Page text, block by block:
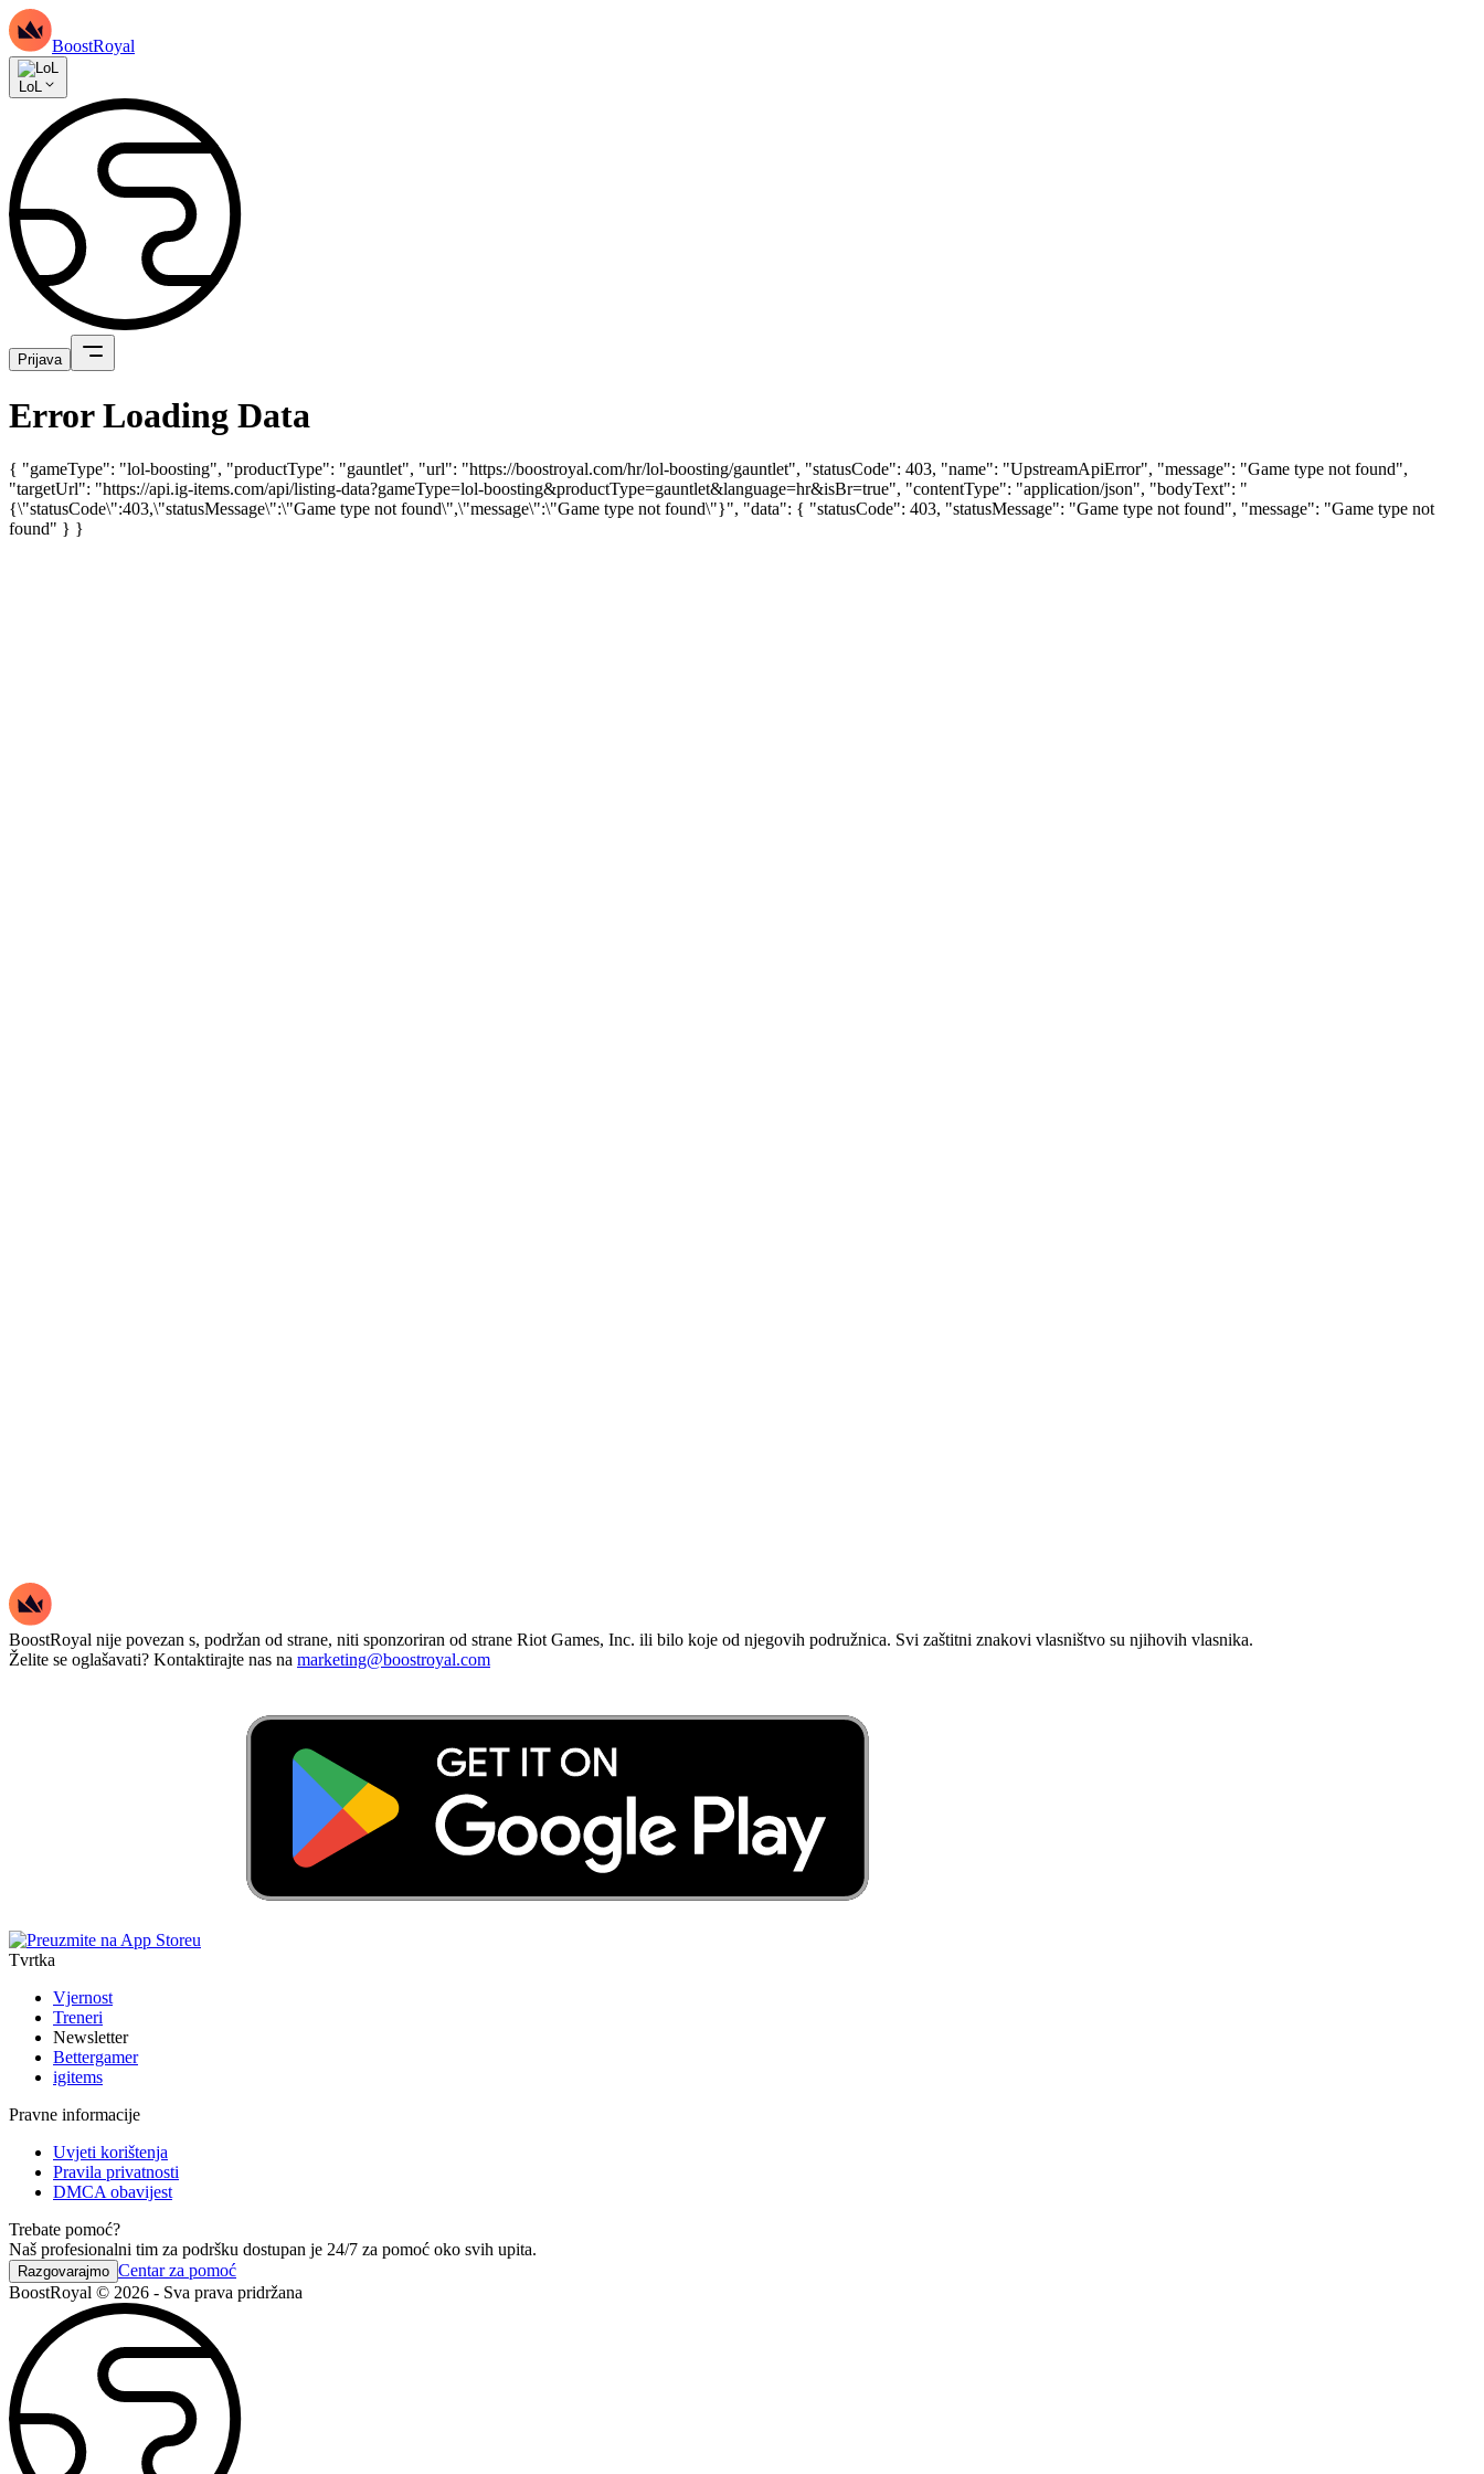
BoostRoyal
LoL
Prijava
Error Loading Data
{ "gameType": "lol-boosting", "productType": "gauntlet", "url": "https://boostroyal.com/hr/lol-boosting/gauntlet", "statusCode": 403, "name": "UpstreamApiError", "message": "Game type not found",
"targetUrl": "https://api.ig-items.com/api/listing-data?gameType=lol-boosting&productType=gauntlet&language=hr&isBr=true", "contentType": "application/json", "bodyText": "
{\"statusCode\":403,\"statusMessage\":\"Game type not found\",\"message\":\"Game type not found\"}", "data": { "statusCode": 403, "statusMessage": "Game type not found", "message": "Game type not
found" } }
BoostRoyal nije povezan s, podržan od strane, niti sponzoriran od strane Riot Games, Inc. ili bilo koje od njegovih podružnica. Svi zaštitni znakovi vlasništvo su njihovih vlasnika.
Želite se oglašavati? Kontaktirajte nas na marketing@boostroyal.com
Tvrtka
Vjernost
Treneri
Newsletter
Bettergamer
igitems
Pravne informacije
Uvjeti korištenja
Pravila privatnosti
DMCA obavijest
Trebate pomoć?
Naš profesionalni tim za podršku dostupan je 24/7 za pomoć oko svih upita.
Razgovarajmo Centar za pomoć
BoostRoyal © 2026 - Sva prava pridržana